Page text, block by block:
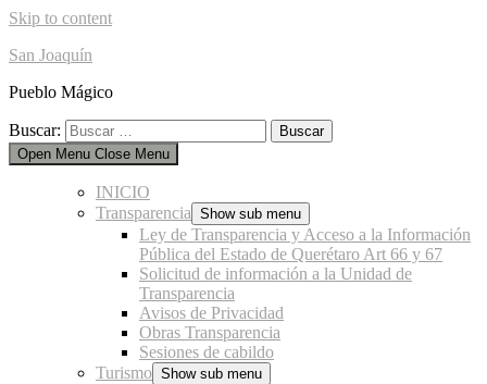
Skip to content
San Joaquín
Pueblo Mágico
Buscar:
Open Menu Close Menu
INICIO
Transparencia Show sub menu
Ley de Transparencia y Acceso a la Información
Pública del Estado de Querétaro Art 66 y 67
Solicitud de información a la Unidad de
Transparencia
Avisos de Privacidad
Obras Transparencia
Sesiones de cabildo
Turismo Show sub menu